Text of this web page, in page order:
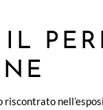
IL
riscontrato